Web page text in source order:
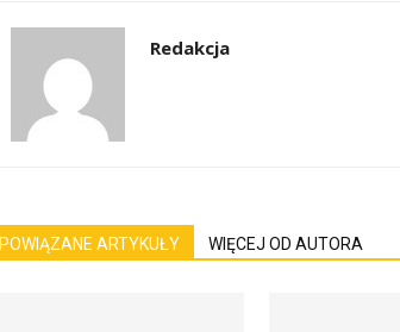
Redakcja
POWIĄZANE ARTYKUŁY WIĘCEJ OD AUTORA